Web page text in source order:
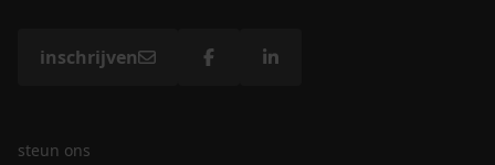
inschrijven
steun ons